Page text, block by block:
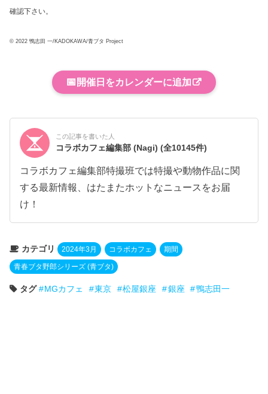
確認下さい。
© 2022 鴨志田 一/KADOKAWA/青ブタ Project
📅 開催日をカレンダーに追加
この記事を書いた人
コラボカフェ編集部 (Nagi)(全10145件)
コラボカフェ編集部特撮班では特撮や動物作品に関
する最新情報、はたまたホットなニュースをお届
け！
カテゴリ 2024年3月 コラボカフェ 期間
青春ブタ野郎シリーズ (青ブタ)
タグ MGカフェ 東京 松屋銀座 銀座 鴨志田一